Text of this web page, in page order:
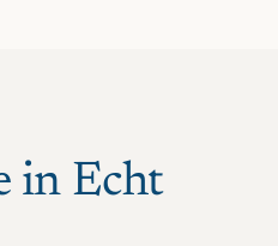
in Echt